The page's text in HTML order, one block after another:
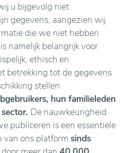
u bijgevolg niet
gegevens, aangezien wij
die we niet hebben
namelijk belangrijk voor
ethisch en
betrekking tot de gegevens
stellen
hun familieleden
De nauwkeurigheid
publiceren is een essentiële
van ons platform sinds